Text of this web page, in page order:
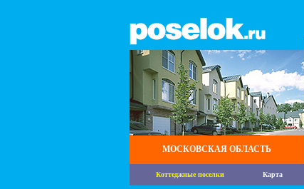
МОСКОВСКАЯ ОБЛАСТЬ
Коттеджные поселки Карта